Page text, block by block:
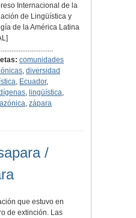
Internacional de la
de Lingüística y
de la América Latina
comunidades
,diversidad
, Ecuador,
, lingüística,
, zápara
/
que estuvo en
de extinción. Las